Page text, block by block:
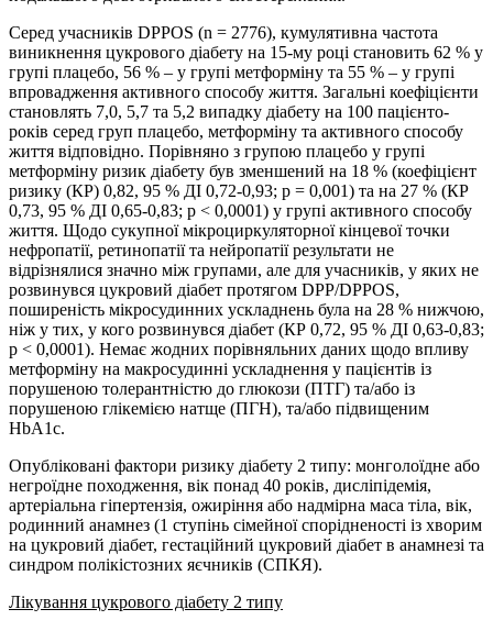
Серед учасників DPPOS (n = 2776), кумулятивна частота
виникнення цукрового діабету на 15-му році становить 62 % у
групі плацебо, 56 % – у групі метформіну та 55 % – у групі
впровадження активного способу життя. Загальні коефіцієнти
становлять 7,0, 5,7 та 5,2 випадку діабету на 100 пацієнто-
років серед груп плацебо, метформіну та активного способу
життя відповідно. Порівняно з групою плацебо у групі
метформіну ризик діабету був зменшений на 18 % (коефіцієнт
ризику (КР) 0,82, 95 % ДІ 0,72-0,93; р = 0,001) та на 27 % (КР
0,73, 95 % ДІ 0,65-0,83; p < 0,0001) у групі активного способу
життя. Щодо сукупної мікроциркуляторної кінцевої точки
нефропатії, ретинопатії та нейропатії результати не
відрізнялися значно між групами, але для учасників, у яких не
розвинувся цукровий діабет протягом DPP/DPPOS,
поширеність мікросудинних ускладнень була на 28 % нижчою,
ніж у тих, у кого розвинувся діабет (КР 0,72, 95 % ДІ 0,63-0,83;
р < 0,0001). Немає жодних порівняльних даних щодо впливу
метформіну на макросудинні ускладнення у пацієнтів із
порушеною толерантністю до глюкози (ПТГ) та/або із
порушеною глікемією натще (ПГН), та/або підвищеним
HbA1c.
Опубліковані фактори ризику діабету 2 типу: монголоїдне або
негроїдне походження, вік понад 40 років, дисліпідемія,
артеріальна гіпертензія, ожиріння або надмірна маса тіла, вік,
родинний анамнез (1 ступінь сімейної спорідненості із хворим
на цукровий діабет, гестаційний цукровий діабет в анамнезі та
синдром полікістозних яєчників (СПКЯ).
Лікування цукрового діабету 2 типу